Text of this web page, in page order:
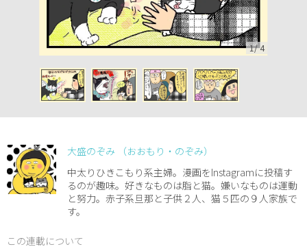
1/4
大盛のぞみ （おおもり・のぞみ）
中太りひきこもり系主婦。漫画をInstagramに投稿す
るのが趣味。好きなものは脂と猫。嫌いなものは運動
と努力。赤子系旦那と子供２人、猫５匹の９人家族で
す。
この連載について